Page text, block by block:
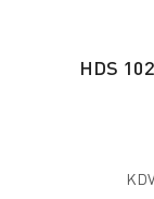
HDS